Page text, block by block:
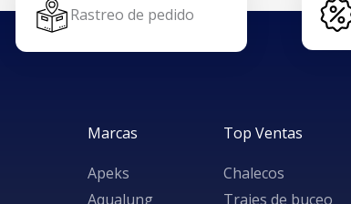
Rastreo de pedido
Marcas
Apeks
Aqualung
Top Ventas
Chalecos
Trajes de buceo